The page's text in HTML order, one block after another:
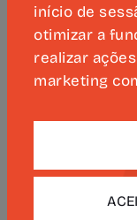
29 OUT 2026 -
QUI. 14:30
início de
otimizar a
realizar
marketing